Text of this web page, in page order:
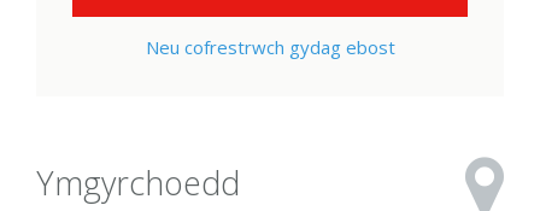
Neu cofrestrwch gydag ebost
Ymgyrchoedd